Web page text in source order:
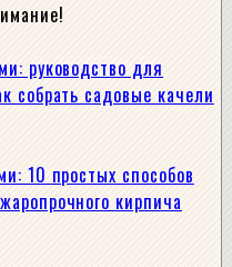
руководство для
собрать садовые качели
10 простых способов
кирпича